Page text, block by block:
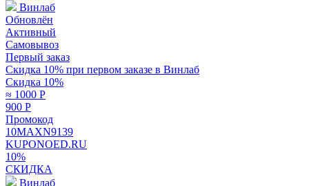
Винлаб
Обновлён
Активный
Самовывоз
Первый заказ
Скидка 10% при первом заказе в Винлаб
Скидка 10%
≈ 1000 Р
900 Р
Промокод
10MAXN9139
KUPONOED.RU
10%
СКИДКА
Винлаб